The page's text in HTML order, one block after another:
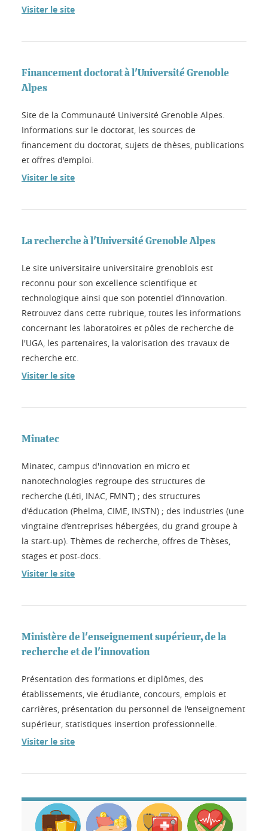
Visiter le site
Financement doctorat à l'Université Grenoble
Alpes
Site de la Communauté Université Grenoble Alpes.
Informations sur le doctorat, les sources de
financement du doctorat, sujets de thèses, publications
et offres d'emploi.
Visiter le site
La recherche à l'Université Grenoble Alpes
Le site universitaire universitaire grenoblois est
reconnu pour son excellence scientifique et
technologique ainsi que son potentiel d’innovation.
Retrouvez dans cette rubrique, toutes les informations
concernant les laboratoires et pôles de recherche de
l'UGA, les partenaires, la valorisation des travaux de
recherche etc.
Visiter le site
Minatec
Minatec, campus d'innovation en micro et
nanotechnologies regroupe des structures de
recherche (Léti, INAC, FMNT) ; des structures
d'éducation (Phelma, CIME, INSTN) ; des industries (une
vingtaine d’entreprises hébergées, du grand groupe à
la start-up). Thèmes de recherche, offres de Thèses,
stages et post-docs.
Visiter le site
Ministère de l'enseignement supérieur, de la
recherche et de l'innovation
Présentation des formations et diplômes, des
établissements, vie étudiante, concours, emplois et
carrières, présentation du personnel de l'enseignement
supérieur, statistiques insertion professionnelle.
Visiter le site